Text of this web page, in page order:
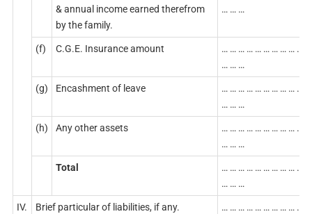
& annual income earned therefrom
by the family.
… … …
(f) C.G.E. Insurance amount
… … … … … … … … … … …
… … …
(g) Encashment of leave
… … … … … … … … … … …
… … …
(h) Any other assets
… … … … … … … … … … …
… … …
Total
… … … … … … … … … … …
… … …
IV. Brief particular of liabilities, if any.
… … … … … … … … … … …